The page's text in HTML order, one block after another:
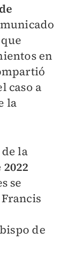
en
caso a
la
la
se
de